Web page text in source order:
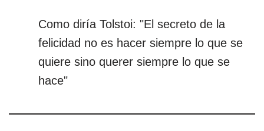
Como diría Tolstoi: "El secreto de la
felicidad no es hacer siempre lo que se
quiere sino querer siempre lo que se
hace"